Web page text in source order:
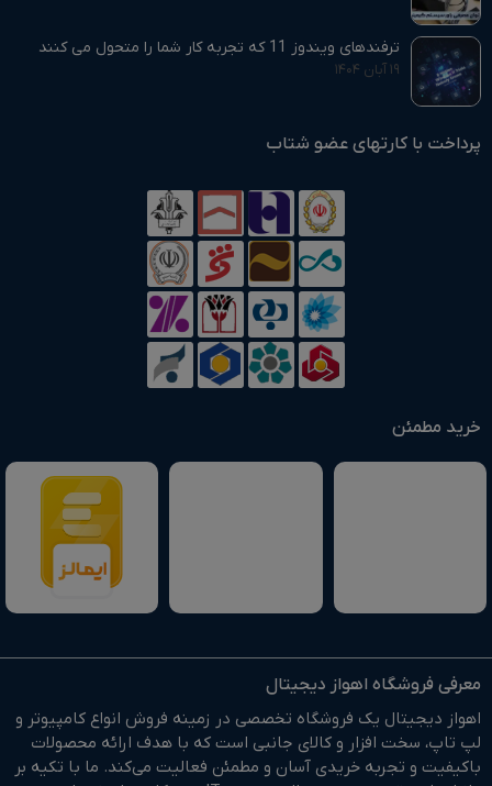
ترفندهای ویندوز 11 که تجربه کار شما را متحول می‌ کنند
۱۹ آبان ۱۴۰۴
پرداخت با کارتهای عضو شتاب
خرید مطمئن
معرفی فروشگاه اهواز دیجیتال
اهواز دیجیتال یک فروشگاه تخصصی در زمینه فروش انواع کامپیوتر و
لپ تاپ، سخت افزار و کالای جانبی است که با هدف ارائه محصولات
باکیفیت و تجربه خریدی آسان و مطمئن فعالیت می‌کند. ما با تکیه بر